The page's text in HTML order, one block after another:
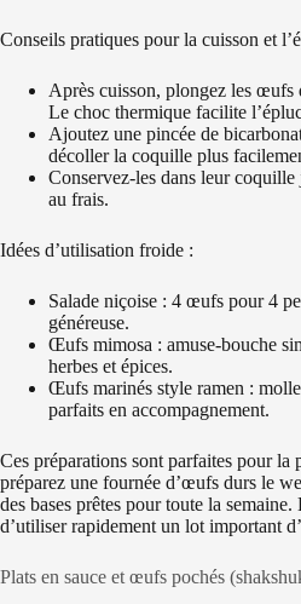
Conseils pratiques pour la cuisson et
Après cuisson, plongez les œufs
Le choc thermique facilite
Ajoutez une pincée de
décoller la coquille plus
Conservez-les dans leur coquille
au frais.
Idées d’utilisation froide :
Salade niçoise : 4 œufs pour 4
généreuse.
Œufs mimosa : amuse-bouche
herbes et épices.
Œufs marinés style ramen :
parfaits en accompagnement.
Ces préparations sont parfaites pour la
préparez une fournée d’œufs durs le
des bases prêtes pour toute la semaine.
d’utiliser rapidement un lot important
Plats en sauce et œufs pochés